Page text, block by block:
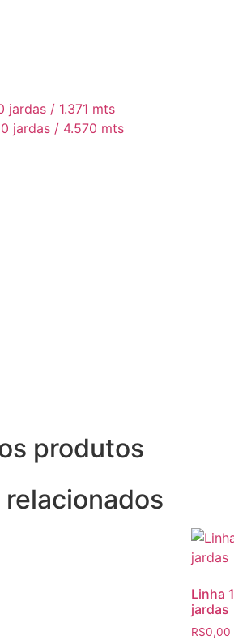
jardas / 1.371 mts
jardas / 4.570 mts
produtos
Linha
jardas
R$0,00